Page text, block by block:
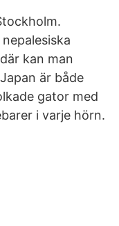
kan man
är både
gator med
i varje hörn.